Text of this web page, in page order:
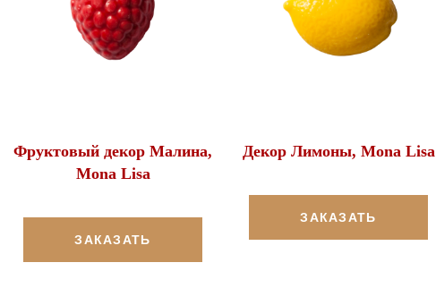
Фруктовый декор Малина,
Mona Lisa
ЗАКАЗАТЬ
Декор Лимоны, Mona Lisa
ЗАКАЗАТЬ